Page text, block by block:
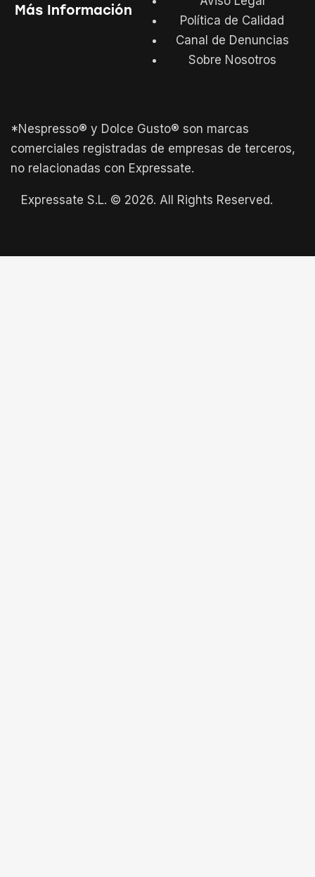
Más Información
Política de Calidad
Canal de Denuncias
Sobre Nosotros
*Nespresso® y Dolce Gusto® son marcas
comerciales registradas de empresas de terceros,
no relacionadas con Expressate.
Expressate S.L. © 2026. All Rights Reserved.